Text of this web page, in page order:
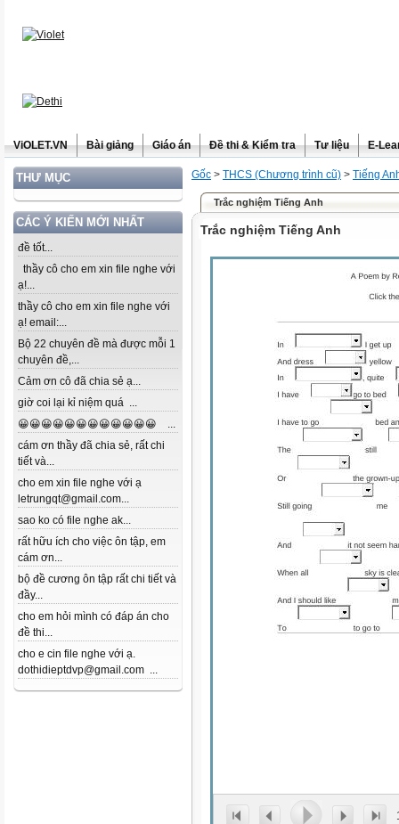
ViOLET.VN Bài giảng Giáo án Đề thi & Kiểm tra Tư liệu E-
THƯ MỤC
CÁC Ý KIẾN MỚI NHẤT
đề tốt...
thầy cô cho em xin file nghe với
ạ!...
thầy cô cho em xin file nghe với
ạ! email:...
Bộ 22 chuyên đề mà được mỗi 1
chuyên đề,...
Cảm ơn cô đã chia sẻ ạ...
giờ coi lại kỉ niệm quá ...
😀😀😀😀😀😀😀😀😀😀😀😀 ...
cám ơn thầy đã chia sẻ, rất chi
tiết và...
cho em xin file nghe với ạ
letrungqt@gmail.com...
sao ko có file nghe ak...
rất hữu ích cho việc ôn tập, em
cám ơn...
bộ đề cương ôn tập rất chi tiết và
đầy...
cho em hỏi mình có đáp án cho
đề thi...
cho e cin file nghe với ạ.
dothidieptdvp@gmail.com ...
Gốc > THCS (Chương trình cũ) > Tiếng
Trắc nghiệm Tiếng Anh
Trắc nghiệm Tiếng Anh